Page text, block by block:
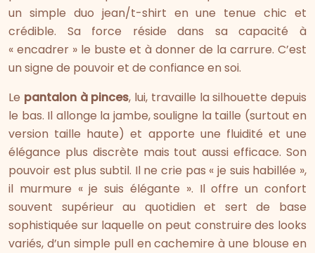
un simple duo jean/t-shirt en une tenue chic et
crédible. Sa force réside dans sa capacité à
« encadrer » le buste et à donner de la carrure. C’est
un signe de pouvoir et de confiance en soi.
Le pantalon à pinces, lui, travaille la silhouette depuis
le bas. Il allonge la jambe, souligne la taille (surtout en
version taille haute) et apporte une fluidité et une
élégance plus discrète mais tout aussi efficace. Son
pouvoir est plus subtil. Il ne crie pas « je suis habillée »,
il murmure « je suis élégante ». Il offre un confort
souvent supérieur au quotidien et sert de base
sophistiquée sur laquelle on peut construire des looks
variés, d’un simple pull en cachemire à une blouse en